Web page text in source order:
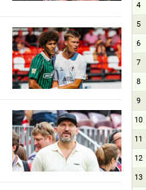
4
5
6
7
8
9
10
11
12
13